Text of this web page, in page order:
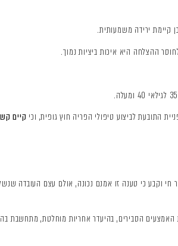
התובעת לביצוע טיפולי הפריה חוץ גופית, וכי קיים
וקבע כי טענה זו אמנם נכונה, אולם עצם העובדה
הסבירים, בהיעדר אחריות מוחלטת, מתחשבת